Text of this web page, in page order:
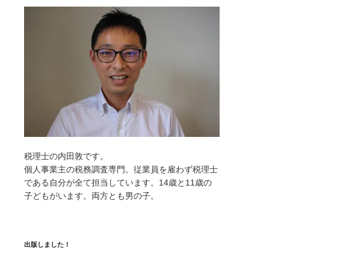
税理士の内田敦です。
個人事業主の税務調査専門。従業員を雇わず税理士
である自分が全て担当しています。14歳と11歳の
子どもがいます。両方とも男の子。
出版しました！